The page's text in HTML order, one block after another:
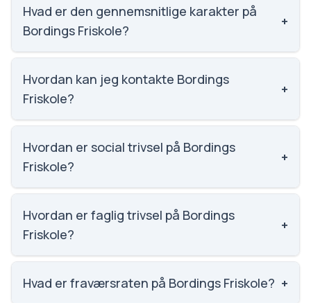
nummer 699 ud af 3143 skoler.
Hvad er den gennemsnitlige karakter på
Bordings Friskole?
+
Karaktergennemsnittet på Bordings Friskole er 8.1,
nummer 279 ud af 3143 skoler.
Hvordan kan jeg kontakte Bordings
Friskole?
+
Email: kontor@bordings.dk. Telefon: 3538 6908.
Adresse: Bordings Friskole Øster Søgade 86, 2100
København Ø. Skoleleder: Torsten Bo Kristensen.
Hvordan er social trivsel på Bordings
Friskole?
+
Vi har ikke data om social trivsel for Bordings
Friskole.
Hvordan er faglig trivsel på Bordings
Friskole?
+
Vi har ikke data om faglig trivsel for Bordings
Friskole.
Hvad er fraværsraten på Bordings Friskole? +